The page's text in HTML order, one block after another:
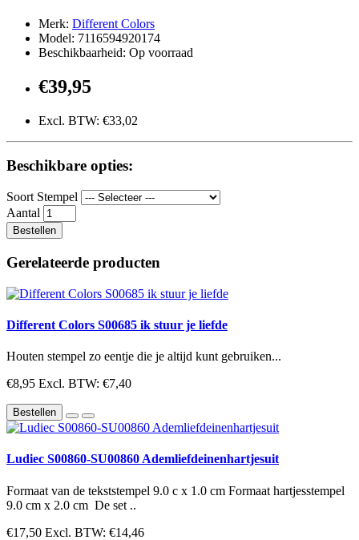
Merk: Different Colors
Model: 7116594920174
Beschikbaarheid: Op voorraad
€39,95
Excl. BTW: €33,02
Beschikbare opties:
Soort Stempel
Aantal
Bestellen
Gerelateerde producten
Different Colors S00685 ik stuur je liefde
Houten stempel zo eentje die je altijd kunt gebruiken...
€8,95 Excl. BTW: €7,40
Bestellen
Ludiec S00860-SU00860 Ademliefdeinenhartjesuit
Formaat van de tekststempel 9.0 c x 1.0 cm Formaat hartjesstempel
9.0 cm x 2.0 cm De set ..
€17,50 Excl. BTW: €14,46